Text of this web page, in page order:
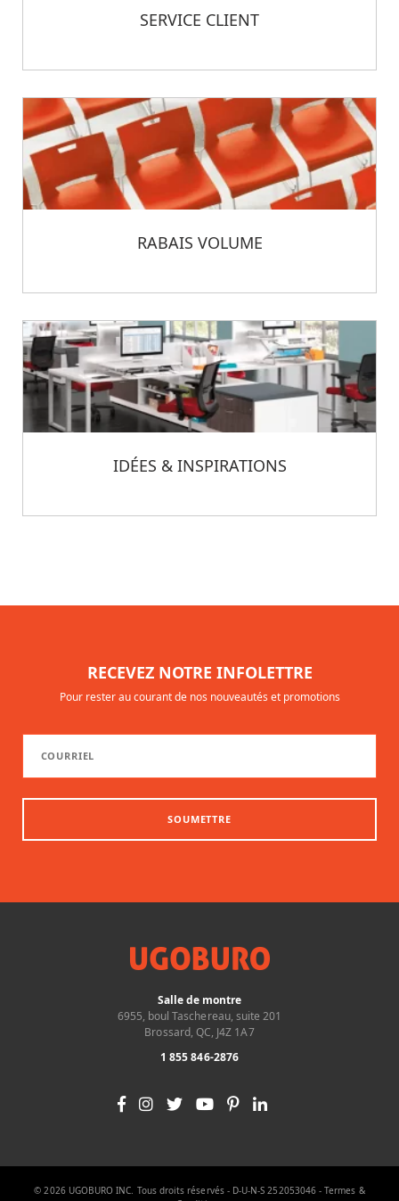
SERVICE CLIENT
RABAIS VOLUME
IDÉES & INSPIRATIONS
RECEVEZ NOTRE INFOLETTRE
Pour rester au courant de nos nouveautés et promotions
SOUMETTRE
Salle de montre
6955, boul Taschereau, suite 201
Brossard, QC, J4Z 1A7
1 855 846-2876
© 2026 UGOBURO INC. Tous droits réservés - D-U-N-S 252053046 -Termes &